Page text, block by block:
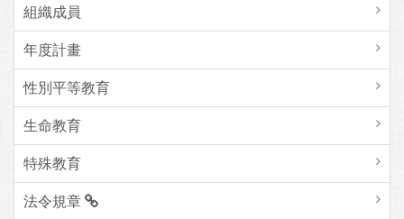
組織成員
年度計畫
性別平等教育
生命教育
特殊教育
法令規章